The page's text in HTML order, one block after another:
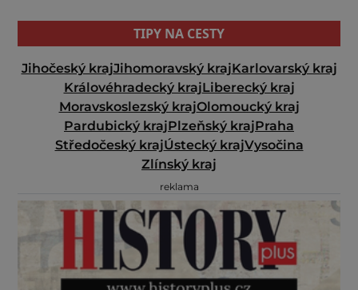
TIPY NA CESTY
Jihočeský krajJihomoravský krajKarlovarský kraj
Královéhradecký krajLiberecký kraj
Moravskoslezský krajOlomoucký kraj
Pardubický krajPlzeňský krajPraha
Středočeský krajÚstecký krajVysočina
Zlínský kraj
reklama